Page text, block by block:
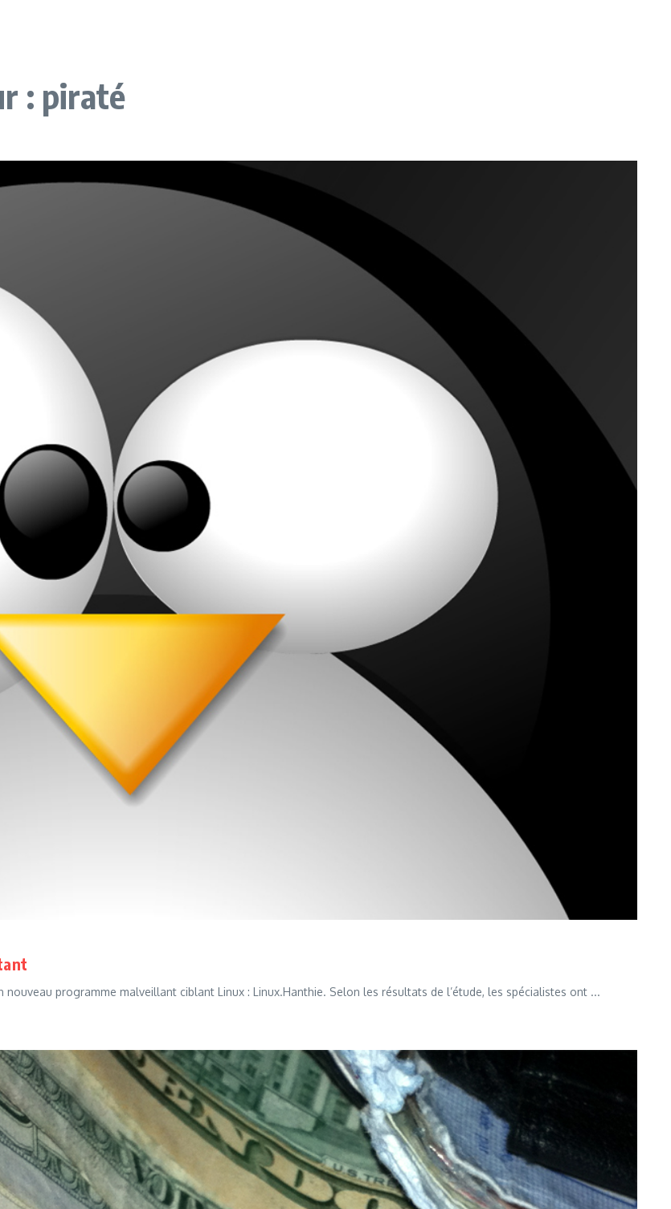
: piraté
programme malveillant ciblant Linux : Linux.Hanthie. Selon les résultats de l’étude, les spécialistes ont ...